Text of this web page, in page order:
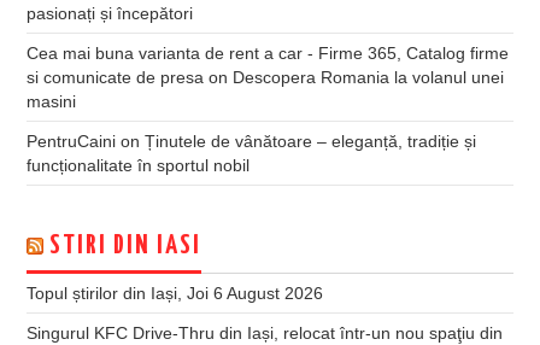
pasionați și începători
Cea mai buna varianta de rent a car - Firme 365, Catalog firme
si comunicate de presa on Descopera Romania la volanul unei
masini
PentruCaini onȚinutele de vânătoare – eleganță, tradiție și
funcționalitate în sportul nobil
STIRI DIN IASI
Topul știrilor din Iași, Joi 6 August 2026
Singurul KFC Drive-Thru din Iași, relocat într-un nou spaţiu din